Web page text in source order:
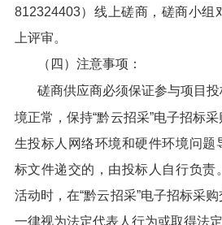
812324403）线上磋商，磋商小组
上评审。
（四）注意事项：
磋商供应商必须保证参与项目
境正常，保持“黔云招采”电子招标
生投标人网络环境和硬件环境问题
标文件递交的，由投标人自行负责
活动时，在“黔云招采”电子招标采
一律视为法定代表人行为或取得法